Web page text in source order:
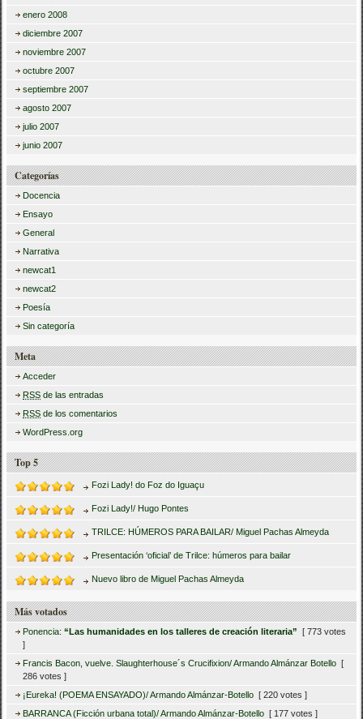
enero 2008
diciembre 2007
noviembre 2007
octubre 2007
septiembre 2007
agosto 2007
julio 2007
junio 2007
Categorías
Docencia
Ensayo
General
Narrativa
newcat1
newcat2
Poesía
Sin categoría
Meta
Acceder
RSS de las entradas
RSS de los comentarios
WordPress.org
Top 5
Fozi Lady! do Foz do Iguaçu
Fozi Lady!/ Hugo Pontes
TRILCE: HÚMEROS PARA BAILAR/ Miguel Pachas Almeyda
Presentación ‘oficial’ de Trilce: húmeros para bailar
Nuevo libro de Miguel Pachas Almeyda
Más votados
Ponencia:“Las humanidades en los talleres de creación literaria” [ 773 votes
]
Francis Bacon, vuelve. Slaughterhouse´s Crucifixion/ Armando Almánzar Botello [
286 votes ]
¡Eureka! (POEMA ENSAYADO)/ Armando Almánzar-Botello [ 220 votes ]
BARRANCA (Ficción urbana total)/ Armando Almánzar-Botello [ 177 votes ]